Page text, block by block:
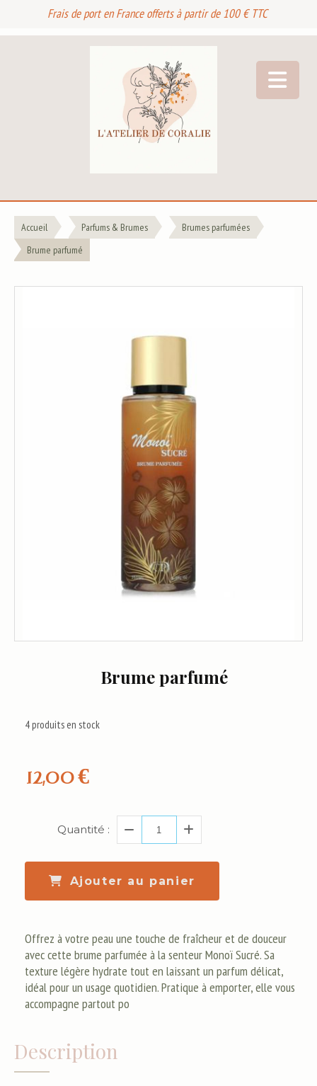
Frais de port en France offerts à partir de 100 € TTC
Accueil Parfums & Brumes
Brumes parfumées
Brume parfumé
Brume parfumé
12,00€
4produits en stock
Quantité :
Ajouter au panier
Offrez à votre peau une touche de fraîcheur et de douceur
avec cette brume parfumée à la senteur Monoï Sucré. Sa
texture légère hydrate tout en laissant un parfum délicat,
idéal pour un usage quotidien. Pratique à emporter, elle vous
accompagne partout po
Description